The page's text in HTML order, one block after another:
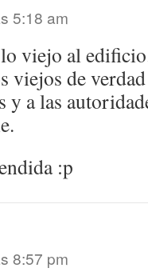
5:18 am
viejo al
viejos de
y a las
:p
8:57 pm